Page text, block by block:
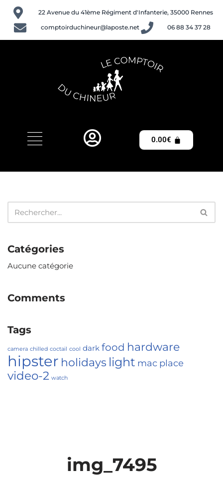
Aller
au
22 Avenue du 41ème Régiment d'Infanterie, 35000 Rennes
comptoirduchineur@laposte.net
06 88 34 37 28
0.00€
Catégories
Aucune catégorie
Comments
Tags
camera chilled coctail cool dark food hardware
hipster holidays light mac place
video-2 watch
img_7495